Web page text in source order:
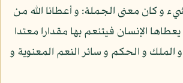
و كان معنى الجملة: و أعطانا الله من
الإنسان فيتنعم بها مقدارا معتدا
و الملك و الحكم و سائر النعم المعنوية و